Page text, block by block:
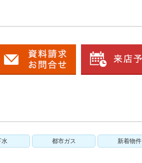
水 都市ガス 新着物件